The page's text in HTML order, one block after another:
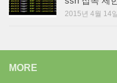
2015년 4월 14